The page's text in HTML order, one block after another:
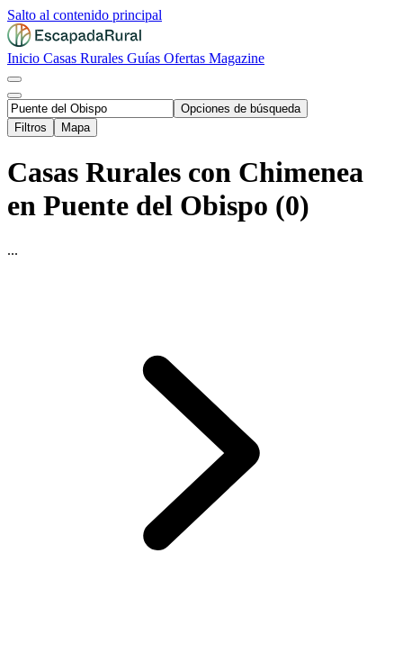
Salto al contenido principal
Inicio Casas Rurales Guías Ofertas Magazine
Opciones de búsqueda
Filtros
Mapa
Casas Rurales con Chimenea
en Puente del Obispo (0)
...